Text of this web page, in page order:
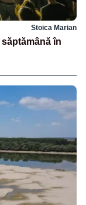
Stoica Marian
săptămână în